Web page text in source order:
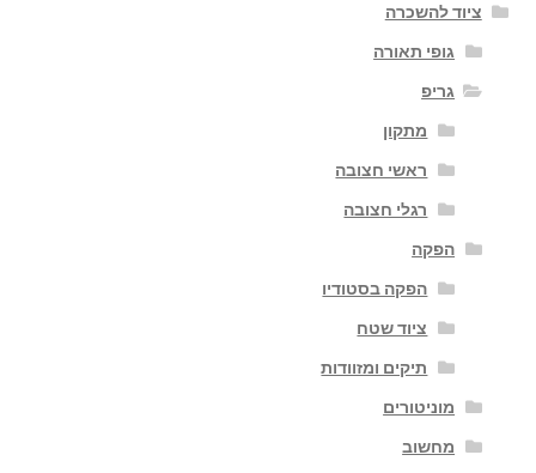
ציוד להשכרה
גופי תאורה
גריפ
מתקון
ראשי חצובה
רגלי חצובה
הפקה
הפקה בסטודיו
ציוד שטח
תיקים ומזוודות
מוניטורים
מחשוב